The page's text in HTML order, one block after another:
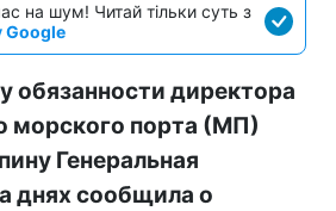
на шум! Читай тільки суть з
Google
директора
морского порта (МП)
Генеральная
днях сообщила о